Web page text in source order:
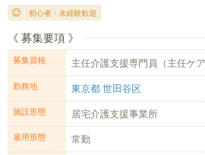
初心者・未経験歓迎
《 募集要項 》
募集資格 主任介護支援専門員（主任ケ
勤務地 東京都 世田谷区
施設形態 居宅介護支援事業所
雇用形態 常勤